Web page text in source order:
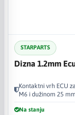
STARPARTS
Kontaktni vrh ECU
M6 i dužinom 25
Na stanju